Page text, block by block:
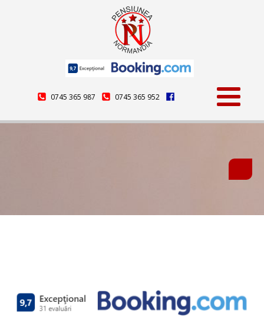
0745 365 987 0745 365 952